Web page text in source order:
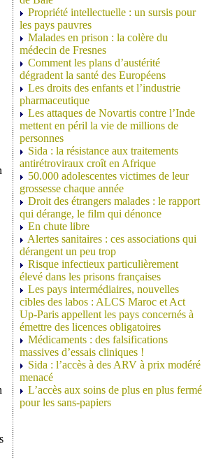
Propriété intellectuelle : un sursis pour
les pays pauvres
Malades en prison : la colère du
médecin de Fresnes
Comment les plans d’austérité
dégradent la santé des Européens
Les droits des enfants et l’industrie
pharmaceutique
Les attaques de Novartis contre l’Inde
mettent en péril la vie de millions de
personnes
Sida : la résistance aux traitements
antirétroviraux croît en Afrique
50.000 adolescentes victimes de leur
grossesse chaque année
Droit des étrangers malades : le rapport
qui dérange, le film qui dénonce
En chute libre
Alertes sanitaires : ces associations qui
dérangent un peu trop
Risque infectieux particulièrement
élevé dans les prisons françaises
Les pays intermédiaires, nouvelles
cibles des labos : ALCS Maroc et Act
Up-Paris appellent les pays concernés à
émettre des licences obligatoires
Médicaments : des falsifications
massives d’essais cliniques !
Sida : l’accès à des ARV à prix modéré
menacé
L’accès aux soins de plus en plus fermé
pour les sans-papiers